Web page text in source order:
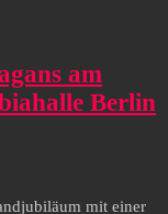
am
Berlin
mit einer